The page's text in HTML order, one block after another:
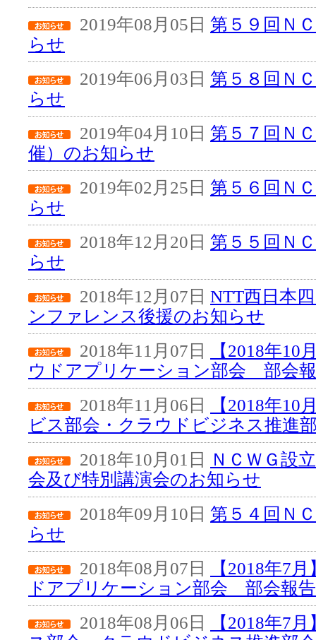
2019年08月05日 第５９回Ｎ
らせ
2019年06月03日 第５８回Ｎ
らせ
2019年04月10日 第５７回Ｎ
催）のお知らせ
2019年02月25日 第５６回Ｎ
らせ
2018年12月20日 第５５回Ｎ
らせ
2018年12月07日 NTT西日本
ンファレンス後援のお知らせ
2018年11月07日
【2018年10
ウドアプリケーション部会 部会
2018年11月06日
【2018年10
ビス部会・クラウドビジネス推進
2018年10月01日
ＮＣＷＧ設
会及び特別講演会のお知らせ
2018年09月10日 第５４回Ｎ
らせ
2018年08月07日
【2018年7
ドアプリケーション部会 部会報告
2018年08月06日
【2018年7